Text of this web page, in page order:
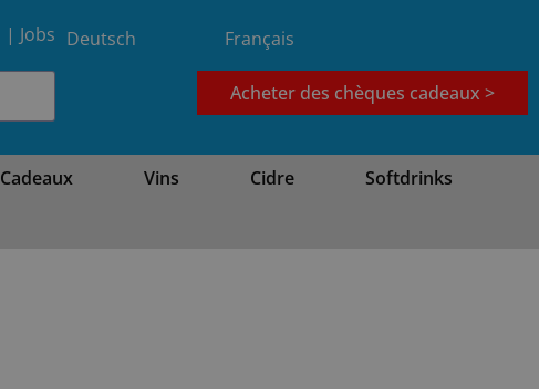
| Jobs Deutsch Français
Acheter des chèques cadeaux >
Cadeaux Vins Cidre
Softdrinks